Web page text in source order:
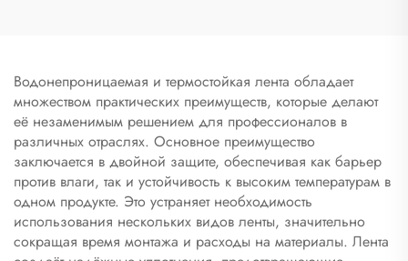
скрипов
Водонепроницаемая и термостойкая лента обладает
множеством практических преимуществ, которые делают
её незаменимым решением для профессионалов в
различных отраслях. Основное преимущество
заключается в двойной защите, обеспечивая как барьер
против влаги, так и устойчивость к высоким температурам в
одном продукте. Это устраняет необходимость
использования нескольких видов ленты, значительно
сокращая время монтажа и расходы на материалы. Лента